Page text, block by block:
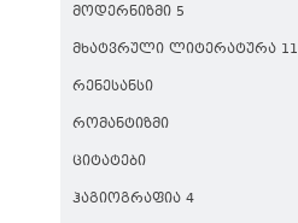
ᲛᲝᲓᲔᲠᲜᲘᲖᲛᲘ 5
ᲛᲮᲐᲢᲕᲠᲣᲚᲘ ᲚᲘᲢᲔᲠᲐᲢᲣᲠᲐ 11
ᲠᲔᲜᲔᲡᲐᲜᲡᲘ
ᲠᲝᲛᲐᲜᲢᲘᲖᲛᲘ
ᲪᲘᲢᲐᲢᲔᲑᲘ
ᲰᲐᲒᲘᲝᲒᲠᲐᲤᲘᲐ 4